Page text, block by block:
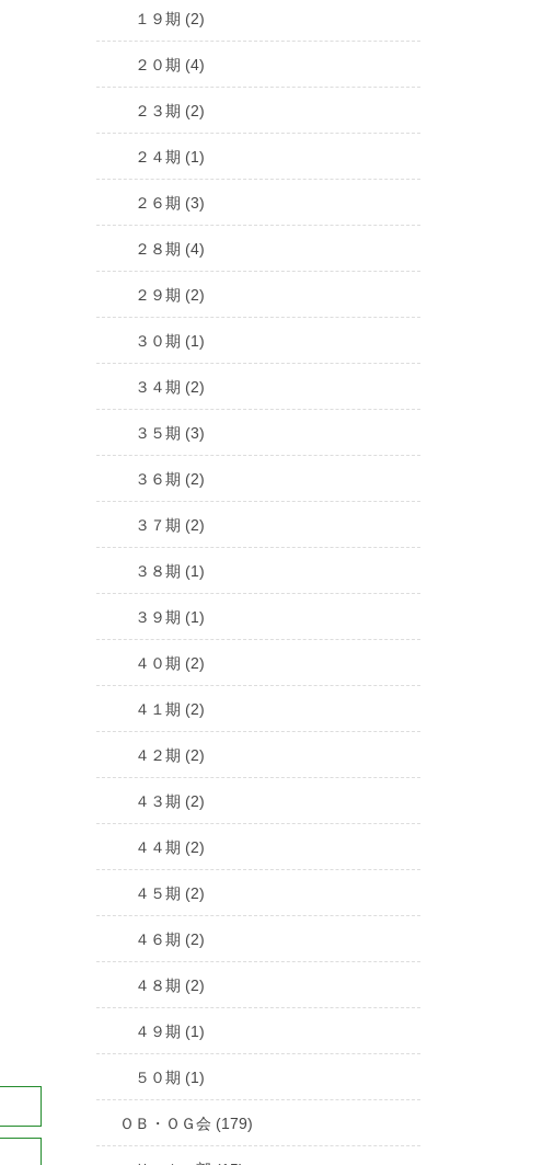
１９期 (2)
２０期 (4)
２３期 (2)
２４期 (1)
２６期 (3)
２８期 (4)
２９期 (2)
３０期 (1)
３４期 (2)
３５期 (3)
３６期 (2)
３７期 (2)
３８期 (1)
３９期 (1)
４０期 (2)
４１期 (2)
４２期 (2)
４３期 (2)
４４期 (2)
４５期 (2)
４６期 (2)
４８期 (2)
４９期 (1)
５０期 (1)
ＯＢ・ＯＧ会 (179)